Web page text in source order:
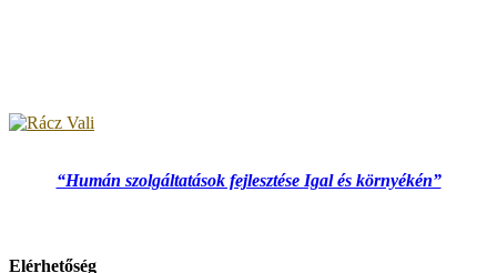
“Humán szolgáltatások fejlesztése Igal és környékén”
Elérhetőség